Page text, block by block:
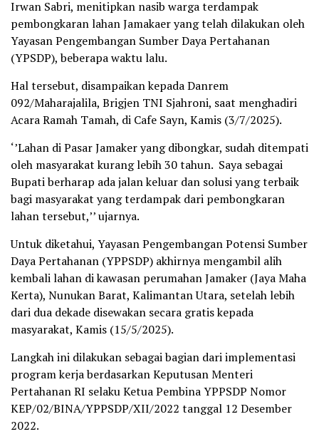
Irwan Sabri, menitipkan nasib warga terdampak
pembongkaran lahan Jamakaer yang telah dilakukan oleh
Yayasan Pengembangan Sumber Daya Pertahanan
(YPSDP), beberapa waktu lalu.
Hal tersebut, disampaikan kepada Danrem
092/Maharajalila, Brigjen TNI Sjahroni, saat menghadiri
Acara Ramah Tamah, di Cafe Sayn, Kamis (3/7/2025).
‘’Lahan di Pasar Jamaker yang dibongkar, sudah ditempati
oleh masyarakat kurang lebih 30 tahun. Saya sebagai
Bupati berharap ada jalan keluar dan solusi yang terbaik
bagi masyarakat yang terdampak dari pembongkaran
lahan tersebut,’’ ujarnya.
Untuk diketahui, Yayasan Pengembangan Potensi Sumber
Daya Pertahanan (YPPSDP) akhirnya mengambil alih
kembali lahan di kawasan perumahan Jamaker (Jaya Maha
Kerta), Nunukan Barat, Kalimantan Utara, setelah lebih
dari dua dekade disewakan secara gratis kepada
masyarakat, Kamis (15/5/2025).
Langkah ini dilakukan sebagai bagian dari implementasi
program kerja berdasarkan Keputusan Menteri
Pertahanan RI selaku Ketua Pembina YPPSDP Nomor
KEP/02/BINA/YPPSDP/XII/2022 tanggal 12 Desember
2022.